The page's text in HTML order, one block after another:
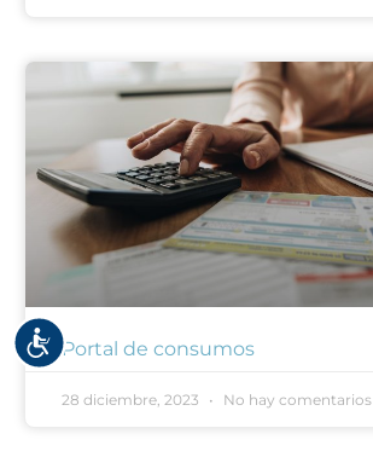
Accesibilidad
Portal de consumos
28 diciembre, 2023 No hay comentarios